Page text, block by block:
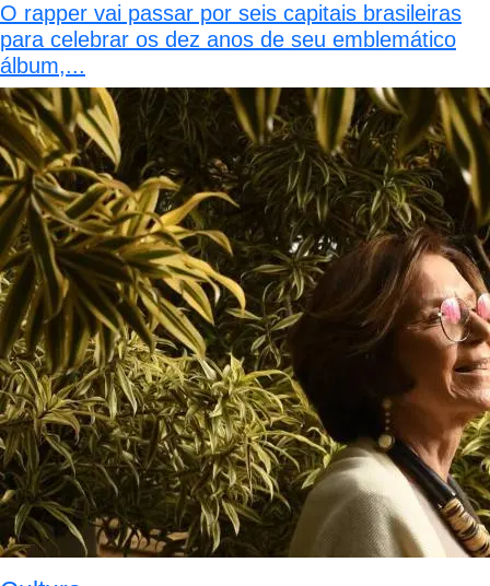
O rapper vai passar por seis capitais brasileiras
para celebrar os dez anos de seu emblemático
álbum,...